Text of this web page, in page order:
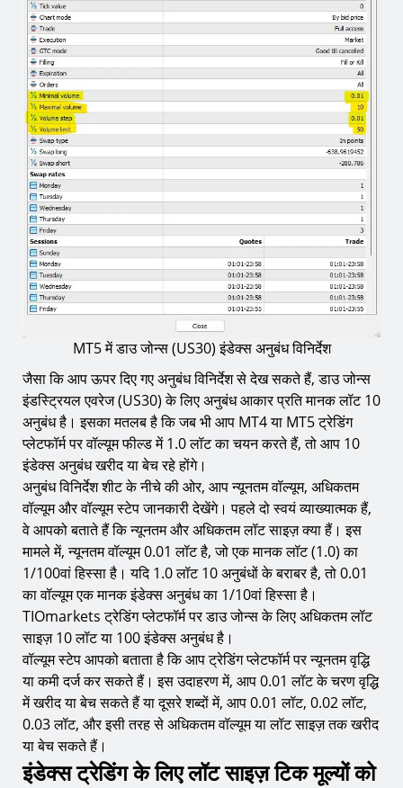
MT5 में डाउ जोन्स (US30) इंडेक्स अनुबंध विनिर्देश
जैसा कि आप ऊपर दिए गए अनुबंध विनिर्देश से देख सकते हैं, डाउ जोन्स
इंडस्ट्रियल एवरेज (US30) के लिए अनुबंध आकार प्रति मानक लॉट 10
अनुबंध है। इसका मतलब है कि जब भी आप MT4 या MT5 ट्रेडिंग
प्लेटफॉर्म पर वॉल्यूम फील्ड में 1.0 लॉट का चयन करते हैं, तो आप 10
इंडेक्स अनुबंध खरीद या बेच रहे होंगे।
अनुबंध विनिर्देश शीट के नीचे की ओर, आप न्यूनतम वॉल्यूम, अधिकतम
वॉल्यूम और वॉल्यूम स्टेप जानकारी देखेंगे। पहले दो स्वयं व्याख्यात्मक हैं,
वे आपको बताते हैं कि न्यूनतम और अधिकतम लॉट साइज़ क्या हैं। इस
मामले में, न्यूनतम वॉल्यूम 0.01 लॉट है, जो एक मानक लॉट (1.0) का
1/100वां हिस्सा है। यदि 1.0 लॉट 10 अनुबंधों के बराबर है, तो 0.01
का वॉल्यूम एक मानक इंडेक्स अनुबंध का 1/10वां हिस्सा है।
TIOmarkets ट्रेडिंग प्लेटफॉर्म पर डाउ जोन्स के लिए अधिकतम लॉट
साइज़ 10 लॉट या 100 इंडेक्स अनुबंध है।
वॉल्यूम स्टेप आपको बताता है कि आप ट्रेडिंग प्लेटफॉर्म पर न्यूनतम वृद्धि
या कमी दर्ज कर सकते हैं। इस उदाहरण में, आप 0.01 लॉट के चरण वृद्धि
में खरीद या बेच सकते हैं या दूसरे शब्दों में, आप 0.01 लॉट, 0.02 लॉट,
0.03 लॉट, और इसी तरह से अधिकतम वॉल्यूम या लॉट साइज़ तक खरीद
या बेच सकते हैं।
इंडेक्स ट्रेडिंग के लिए लॉट साइज़ टिक मूल्यों को